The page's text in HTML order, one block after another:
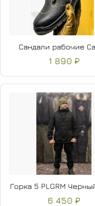
Сандали рабочие
1 890 ₽
Горка 5 PLGRM
6 450 ₽